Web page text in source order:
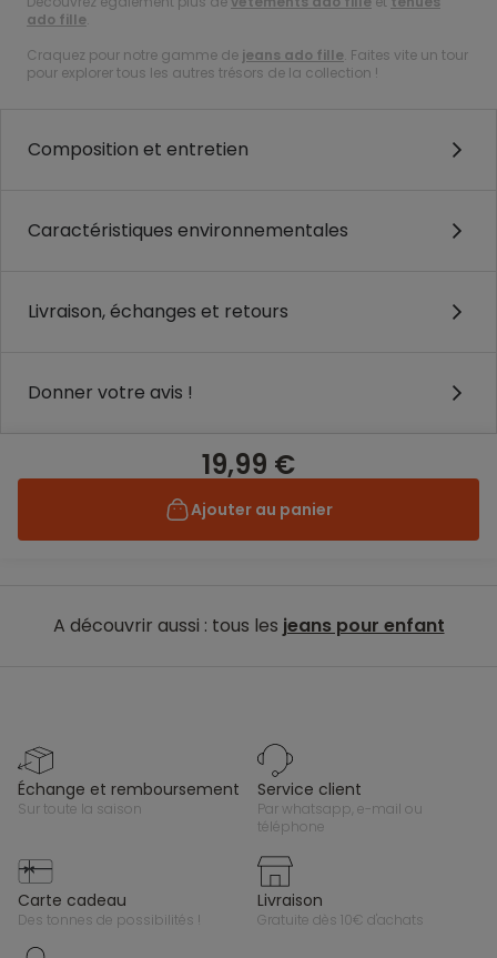
ado fille.
Craquez pour notre gamme de jeans ado fille. Faites vite un tour
pour explorer tous les autres trésors de la collection !
Composition et entretien
Caractéristiques environnementales
Livraison, échanges et retours
Donner votre avis !
19,99 €
Ajouter au panier
A découvrir aussi : tous les jeans pour enfant
échange et remboursement
sur toute la saison
service client
par whatsapp, e-mail ou
téléphone
carte cadeau
des tonnes de possibilités !
livraison
gratuite dès 10€ d'achats